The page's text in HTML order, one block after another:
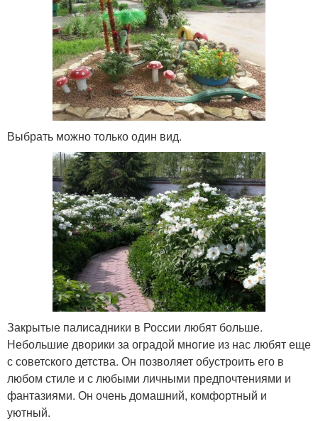
Выбрать можно только один вид.
Закрытые палисадники в России любят больше.
Небольшие дворики за оградой многие из нас любят еще
с советского детства. Он позволяет обустроить его в
любом стиле и с любыми личными предпочтениями и
фантазиями. Он очень домашний, комфортный и
уютный.